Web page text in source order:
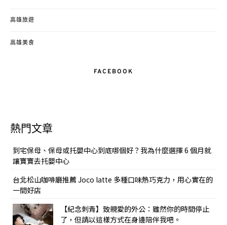
高雄旅遊
高雄美食
FACEBOOK
熱門文章
到宅保母、保母或托嬰中心到底哪個好？我為什麼選擇 6 個月就
讓寶寶去托嬰中心
台北松山咖啡廳推薦 Joco latte 多種口味熱巧克力，用心實在的
一間好店
【紀念刺青】致親愛的外公：雖然你的時間停止
了，但請以這樣方式在身邊陪伴我吧。